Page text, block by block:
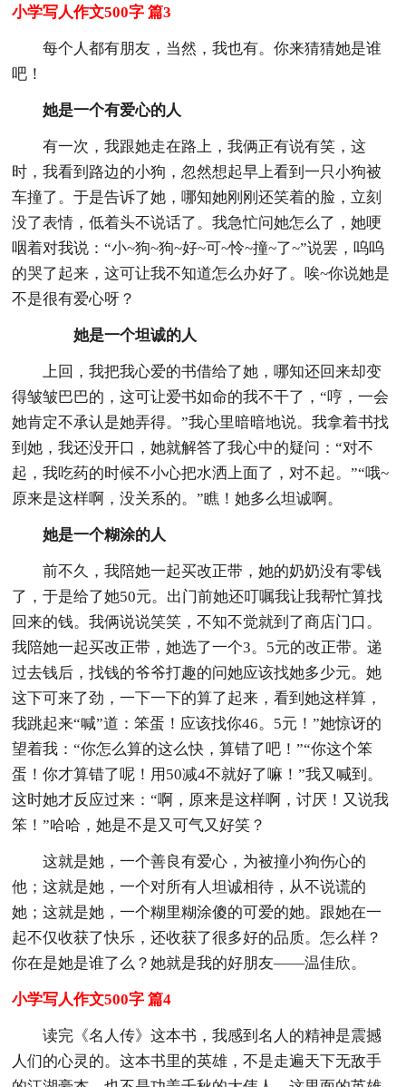
小学写人作文500字 篇3
每个人都有朋友，当然，我也有。你来猜猜她是谁
吧！
她是一个有爱心的人
有一次，我跟她走在路上，我俩正有说有笑，这
时，我看到路边的小狗，忽然想起早上看到一只小狗被
车撞了。于是告诉了她，哪知她刚刚还笑着的脸，立刻
没了表情，低着头不说话了。我急忙问她怎么了，她哽
咽着对我说：“小~狗~狗~好~可~怜~撞~了~”说罢，呜呜
的哭了起来，这可让我不知道怎么办好了。唉~你说她是
不是很有爱心呀？
她是一个坦诚的人
上回，我把我心爱的书借给了她，哪知还回来却变
得皱皱巴巴的，这可让爱书如命的我不干了，“哼，一会
她肯定不承认是她弄得。”我心里暗暗地说。我拿着书找
到她，我还没开口，她就解答了我心中的疑问：“对不
起，我吃药的时候不小心把水洒上面了，对不起。”“哦~
原来是这样啊，没关系的。”瞧！她多么坦诚啊。
她是一个糊涂的人
前不久，我陪她一起买改正带，她的奶奶没有零钱
了，于是给了她50元。出门前她还叮嘱我让我帮忙算找
回来的钱。我俩说说笑笑，不知不觉就到了商店门口。
我陪她一起买改正带，她选了一个3。5元的改正带。递
过去钱后，找钱的爷爷打趣的问她应该找她多少元。她
这下可来了劲，一下一下的算了起来，看到她这样算，
我跳起来“喊”道：笨蛋！应该找你46。5元！”她惊讶的
望着我：“你怎么算的这么快，算错了吧！”“你这个笨
蛋！你才算错了呢！用50减4不就好了嘛！”我又喊到。
这时她才反应过来：“啊，原来是这样啊，讨厌！又说我
笨！”哈哈，她是不是又可气又好笑？
这就是她，一个善良有爱心，为被撞小狗伤心的
他；这就是她，一个对所有人坦诚相待，从不说谎的
她；这就是她，一个糊里糊涂傻的可爱的她。跟她在一
起不仅收获了快乐，还收获了很多好的品质。怎么样？
你在是她是谁了么？她就是我的好朋友——温佳欣。
小学写人作文500字 篇4
读完《名人传》这本书，我感到名人的精神是震撼
人们的心灵的。这本书里的英雄，不是走遍天下无敌手